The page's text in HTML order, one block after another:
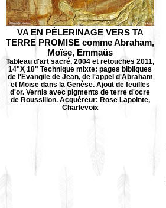
VA EN PÈLERINAGE VERS TA
TERRE PROMISE comme Abraham,
Moïse, Emmaüs
Tableau d'art sacré, 2004 et retouches 2011,
14"X 18" Technique mixte: pages bibliques
de l'Évangile de Jean, de l'appel d'Abraham
et Moïse dans la Genèse. Ajout de feuilles
d'or. Vernis avec pigments de terre d'ocre
de Roussillon. Acquéreur: Rose Lapointe,
Charlevoix